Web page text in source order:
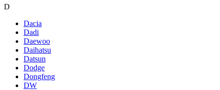
D
Dacia
Dadi
Daewoo
Daihatsu
Datsun
Dodge
Dongfeng
DW